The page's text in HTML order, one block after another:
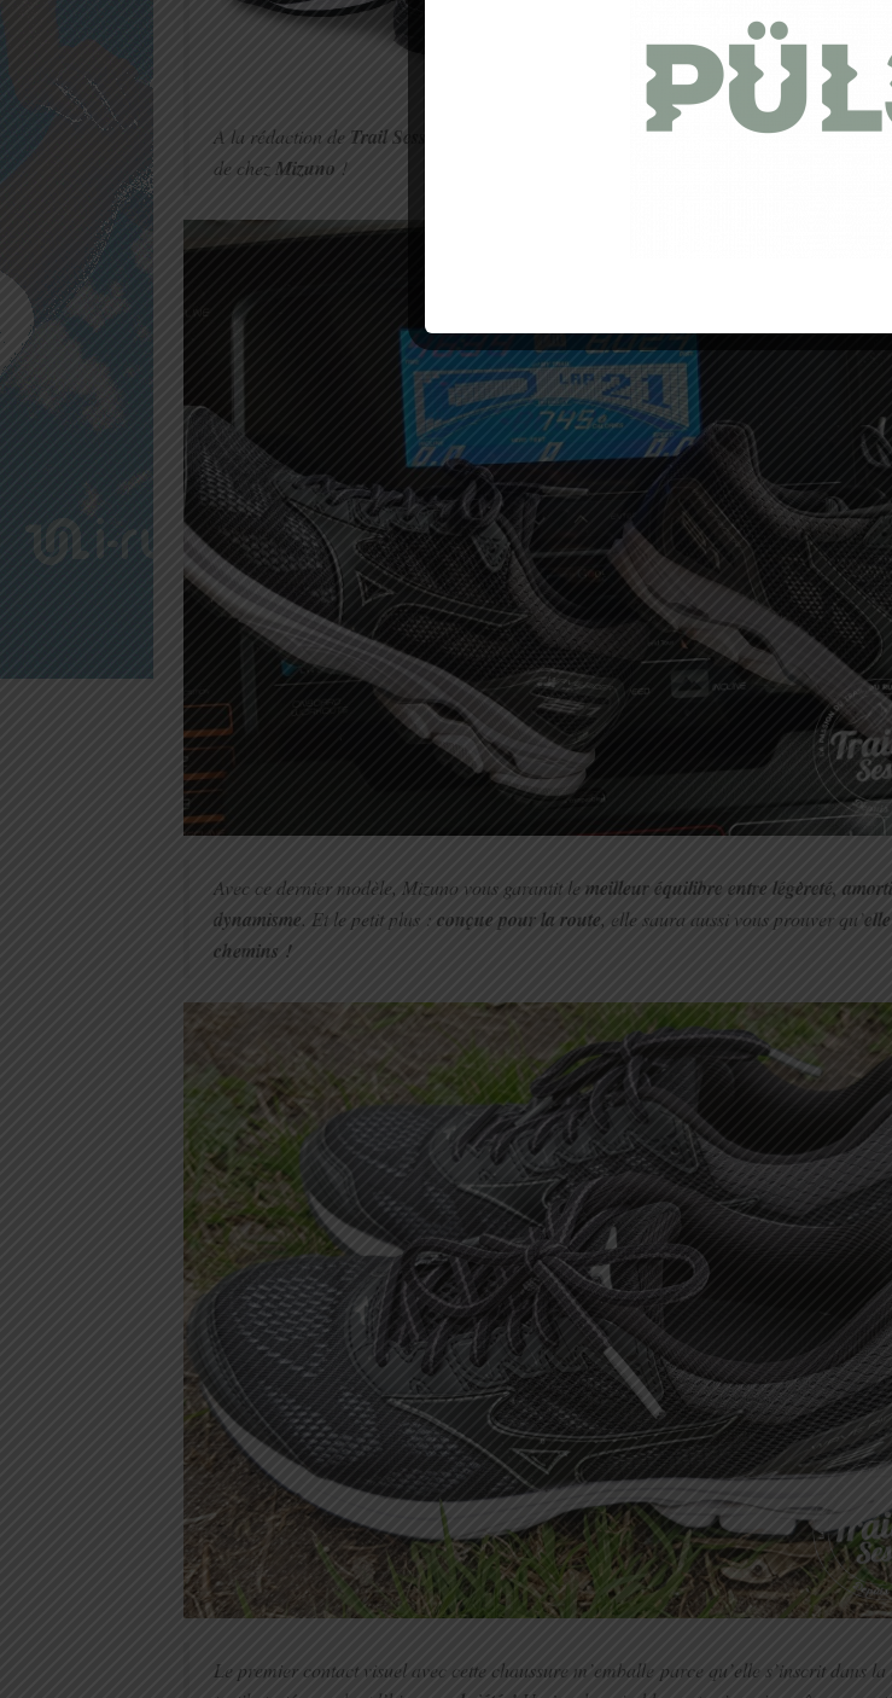
A la rédaction de Trail Session , nous avons une réponse pour vous : optez pour la
de chez Mizuno !
Avec ce dernier modèle, Mizuno vous garantit lemeilleur équilibre entre légèreté,
dynamisme. Et le petit plus : conçue pour la route, elle saura aussi vous prouver qu’
chemins !
Le premier contact visuel avec cette chaussure m’emballe parce qu’elle s’inscrit dans